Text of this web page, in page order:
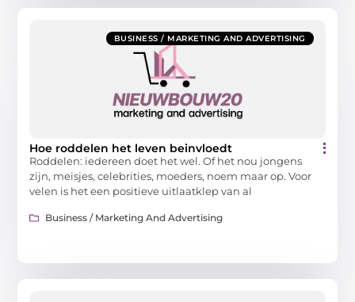
BUSINESS / MARKETING AND ADVERTISING
Hoe roddelen het leven beinvloedt
Roddelen: iedereen doet het wel. Of het nou jongens
zijn, meisjes, celebrities, moeders, noem maar op. Voor
velen is het een positieve uitlaatklep van al
Business / Marketing And Advertising